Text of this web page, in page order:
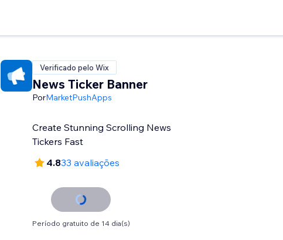
Verificado pelo Wix
News Ticker Banner
PorMarketPushApps
Create Stunning Scrolling News
Tickers Fast
4.833 avaliações
Período gratuito de 14 dia(s)